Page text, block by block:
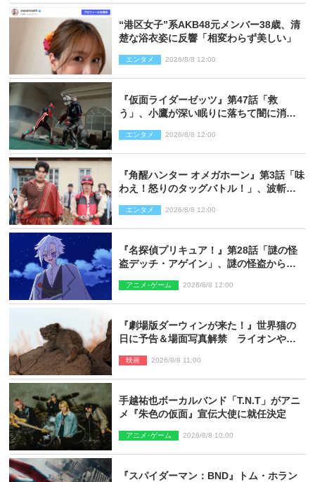
“港区女子”系AKB48元メンバー38歳、清
楚な浴衣姿に反響「相変わらず美しい」
エンタメ 2026/8/8 12:00
『仮面ライダーゼッツ』第47話「救
う」、小鷹が深い眠りに落ちて闇に消え
エンタメ 2026/8/8 12:00
『角醒ハンター オメガホーン』第3話「味
わえ！怒りのタッグバトル！」、波斬の
エンタメ 2026/8/8 12:00
『名探偵プリキュア！』第28話「謎の怪
盗デッチ・アゲイン」、謎の怪盗から不
アニメ･ゲーム 2026/8/8 12:00
『劇場版ダーウィンが来た！』世界猫の
日に予告＆場面写真解禁 ライオンやマ
映画 2026/8/8 11:00
手越祐也ボーカルバンド「T.N.T」がアニ
メ『朱色の仮面』宣伝大使に就任決定
アニメ･ゲーム 2026/8/8 10:00
『スパイダーマン：BND』トム・ホラン